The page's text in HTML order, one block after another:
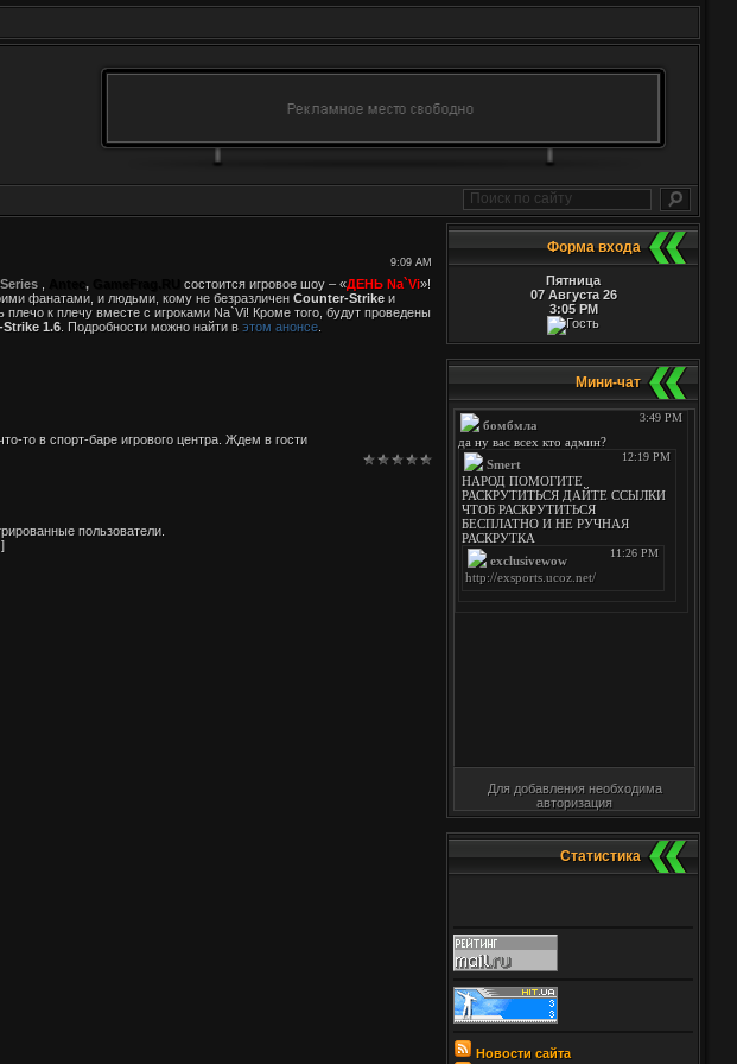
9:09 AM
, состоится игровое шоу – «ДЕНЬ Na`Vi»!
фанатами, и людьми, кому не безразличен Counter-Strike и
к плечу вместе с игроками Na`Vi! Кроме того, будут проведены
1.6 . Подробности можно найти в этом анонсе
то в спорт-баре игрового центра. Ждем в гости
пользователи.
]
Форма входа
Пятница
07 Августа 26
3:05 PM
Мини-чат
Для добавления необходима
авторизация
Статистика
Новости сайта